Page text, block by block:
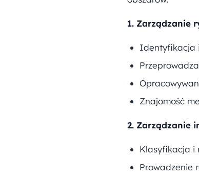
1. Zarządzanie
Identyfikacja
Znajomość
2. Zarządzanie
Klasyfikacja i
Prowadzenie